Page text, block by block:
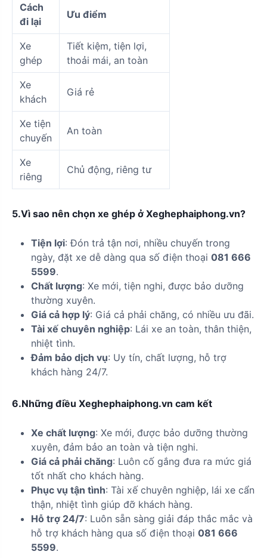
Cách
đi lại
Ưu điểm
Xe
ghép
Tiết kiệm, tiện lợi,
thoải mái, an toàn
Xe
khách
Giá rẻ
Xe tiện
chuyến
An toàn
Xe
riêng
Chủ động, riêng tư
5.Vì sao nên chọn xe ghép ở Xeghephaiphong.vn?
Tiện lợi: Đón trả tận nơi, nhiều chuyến trong
ngày, đặt xe dễ dàng qua số điện thoại 081 666
5599.
Chất lượng: Xe mới, tiện nghi, được bảo dưỡng
thường xuyên.
Giá cả hợp lý: Giá cả phải chăng, có nhiều ưu đãi.
Tài xế chuyên nghiệp: Lái xe an toàn, thân thiện,
nhiệt tình.
Đảm bảo dịch vụ: Uy tín, chất lượng, hỗ trợ
khách hàng 24/7.
6.Những điều Xeghephaiphong.vn cam kết
Xe chất lượng: Xe mới, được bảo dưỡng thường
xuyên, đảm bảo an toàn và tiện nghi.
Giá cả phải chăng: Luôn cố gắng đưa ra mức giá
tốt nhất cho khách hàng.
Phục vụ tận tình: Tài xế chuyên nghiệp, lái xe cẩn
thận, nhiệt tình giúp đỡ khách hàng.
Hỗ trợ 24/7: Luôn sẵn sàng giải đáp thắc mắc và
hỗ trợ khách hàng qua số điện thoại 081 666
5599.